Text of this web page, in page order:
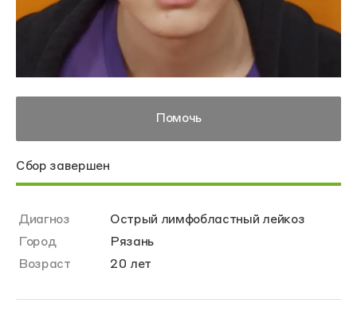
Помочь
Сбор завершен
Диагноз
Острый лимфобластный лейкоз
Город
Рязань
Возраст
20 лет